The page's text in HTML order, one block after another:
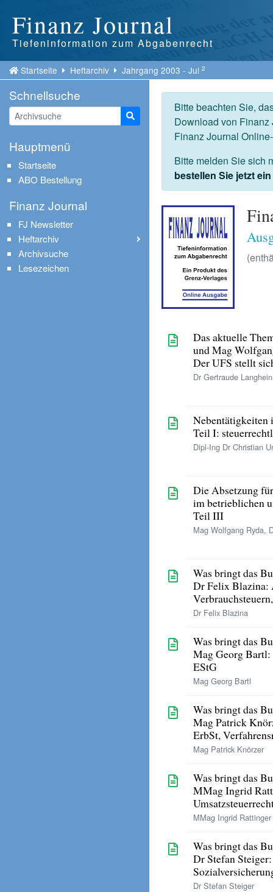
Finanz Journal
Tiefeninformation zum Abgabenrecht
Startseite Heftarchiv Jahrgang 2003 - Jul2
Bitte beachten Sie,
Download von
Finanz Journal
Bitte melden Sie sich
bestellen Sie jetzt
Das aktuelle
und Mag
Der UFS stellt
Dr Gertraude
Nebentätigkeiten
Teil I:
Dipl-Ing Dr Christian
Die Absetzung
im betrieblichen
Teil III
Mag Wolfgang Ryda,
Was bringt das
Dr Felix Blazina:
Dr Felix Blazina
Was bringt das
Mag Georg
EStG
Mag Georg Bartl
Was bringt das
Mag Patrick
ErbSt,
Mag Patrick Knörzer
Was bringt das
MMag Ingrid
MMag Ingrid Rattinger
Was bringt das
Dr Stefan
Dr Stefan Steiger
Schnellsuche
Suche starten
Hauptmenü
Startseite
ABO Bestellung
Finanz Journal
FJ Newsletter
Heftarchiv
Archivsuche
Lesezeichen